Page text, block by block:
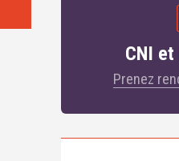
CNI
Prenez